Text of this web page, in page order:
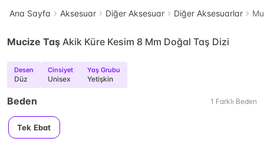
Ana Sayfa Aksesuar Diğer Aksesuar Diğer Aksesuarlar
Mucize Taş Akik Küre Kesim 8 Mm Doğal Taş Dizi
Desen
Düz
Cinsiyet
Unisex
Yaş Grubu
Yetişkin
Beden 1 Farklı Beden
Tek Ebat